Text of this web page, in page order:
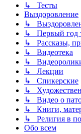
↳ Тесты
Выздоровление
↳
↳ Первый год
↳ Рассказы,
↳ Видеотека
↳
↳ Лекции
↳ Спикерские
↳
↳ Видео о
↳ Книги,
↳ Религия в
Обо всем